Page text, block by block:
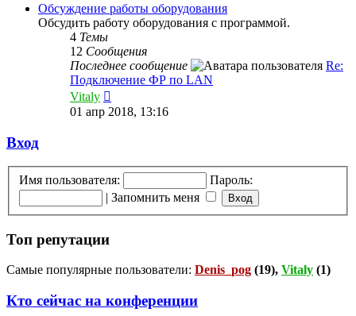
Обсуждение работы оборудования
Обсудить работу оборудования с программой.
4 Темы
12 Сообщения
Последнее сообщение
Re:
Подключение ФР по LAN
Vitaly
к
последнему
01 апр 2018, 13:16
Вход
Имя пользователя:
Пароль:
| Запомнить меня
Топ репутации
Самые популярные пользователи: Denis_pog (19), Vitaly (1)
Кто сейчас на конференции